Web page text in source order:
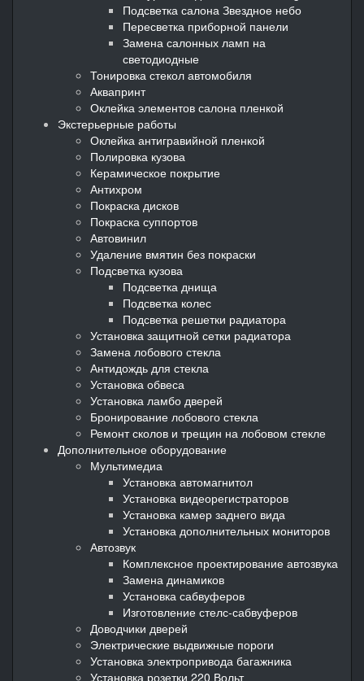
Подсветка салона Звездное небо
Пересветка приборной панели
Замена салонных ламп на
светодиодные
Тонировка стекол автомобиля
Аквапринт
Оклейка элементов салона пленкой
Экстерьерные работы
Оклейка антигравийной пленкой
Полировка кузова
Керамическое покрытие
Антихром
Покраска дисков
Покраска суппортов
Автовинил
Удаление вмятин без покраски
Подсветка кузова
Подсветка днища
Подсветка колес
Подсветка решетки радиатора
Установка защитной сетки радиатора
Замена лобового стекла
Антидождь для стекла
Установка обвеса
Установка ламбо дверей
Бронирование лобового стекла
Ремонт сколов и трещин на лобовом стекле
Дополнительное оборудование
Мультимедиа
Установка автомагнитол
Установка видеорегистраторов
Установка камер заднего вида
Установка дополнительных мониторов
Автозвук
Комплексное проектирование автозвука
Замена динамиков
Установка сабвуферов
Изготовление стелс-сабвуферов
Доводчики дверей
Электрические выдвижные пороги
Установка электропривода багажника
Установка розетки 220 Вольт